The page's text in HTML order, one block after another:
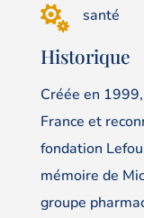
 santé
Historique
Créée en
France et
fondation
mémoire de
groupe